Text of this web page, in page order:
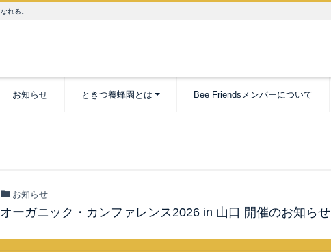
れる。
お知らせ ときつ養蜂園とは Bee Friendsメンバーについて
お知らせ
ーガニック・カンファレンス2026 in 山口 開催のお知らせ